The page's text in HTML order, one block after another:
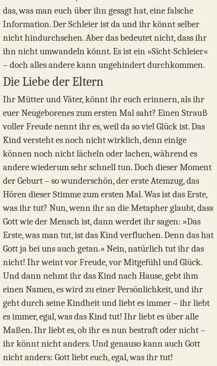
das, was man euch über ihn gesagt hat, eine falsche
Information. Der Schleier ist da und ihr könnt selber
nicht hindurchsehen. Aber das bedeutet nicht, dass ihr
ihn nicht umwandeln könnt. Es ist ein »Sicht-Schleier«
– doch alles andere kann ungehindert durchkommen.
Die Liebe der Eltern
Ihr Mütter und Väter, könnt ihr euch erinnern, als ihr
euer Neugeborenes zum ersten Mal saht? Einen Strauß
voller Freude nennt ihr es, weil da so viel Glück ist. Das
Kind versteht es noch nicht wirklich, denn einige
können noch nicht lächeln oder lachen, während es
andere wiederum sehr schnell tun. Doch dieser Moment
der Geburt – so wunderschön, der erste Atemzug, das
Hören dieser Stimme zum ersten Mal. Was ist das Erste,
was ihr tut? Nun, wenn ihr an die Metapher glaubt, dass
Gott wie der Mensch ist, dann werdet ihr sagen: »Das
Erste, was man tut, ist das Kind verfluchen. Denn das hat
Gott ja bei uns auch getan.« Nein, natürlich tut ihr das
nicht! Ihr weint vor Freude, vor Mitgefühl und Glück.
Und dann nehmt ihr das Kind nach Hause, gebt ihm
einen Namen, es wird zu einer Persönlichkeit, und ihr
geht durch seine Kindheit und liebt es immer – ihr liebt
es immer, egal, was das Kind tut! Ihr liebt es über alle
Maßen. Ihr liebt es, ob ihr es nun bestraft oder nicht –
ihr könnt nicht anders. Und genauso kann auch Gott
nicht anders: Gott liebt euch, egal, was ihr tut!